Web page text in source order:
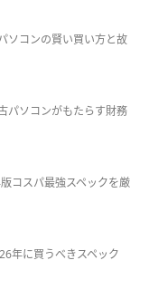
ソコンの賢い買い方と故
パソコンがもたらす財務
コスパ最強スペックを厳
年に買うべきスペック